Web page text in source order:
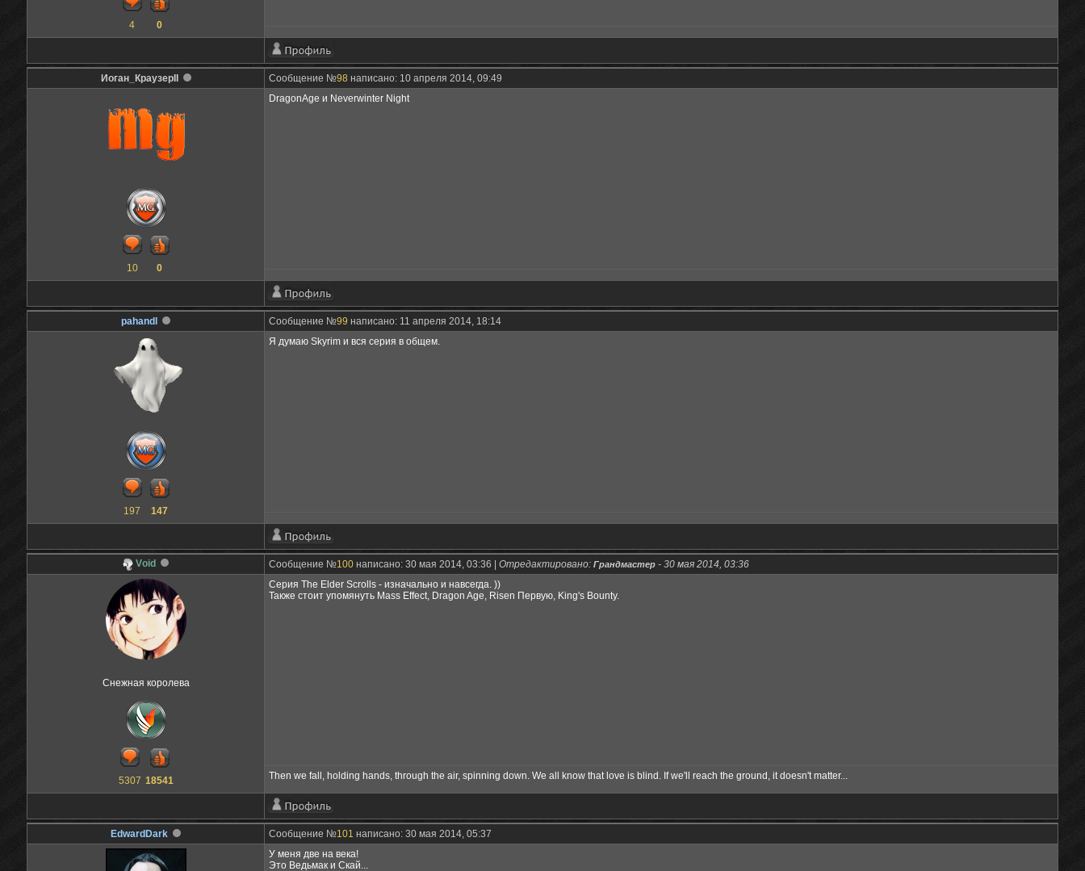
4 0
Иоган_КраузерII Сообщение №98 написано: 10 апреля 2014, 09:49
10 0
DragonAge и Neverwinter Night
pahandl Сообщение №99 написано: 11 апреля 2014, 18:14
197 147
Я думаю Skyrim и вся серия в общем.
Vоid Сообщение №100 написано: 30 мая 2014, 03:36 | Отредактировано: Грандмастер - 30 мая 2014, 03:36
Снежная королева
5307 18541
Серия The Elder Scrolls - изначально и навсегда. ))
Также стоит упомянуть Mass Effect, Dragon Age, Risen Первую, King's Bounty.
Then we fall, holding hands, through the air, spinning down. We all know that love is blind. If we'll reach the ground, it doesn't matter...
EdwardDark Сообщение №101 написано: 30 мая 2014, 05:37
У меня две на века!
Это Ведьмак и Скай...